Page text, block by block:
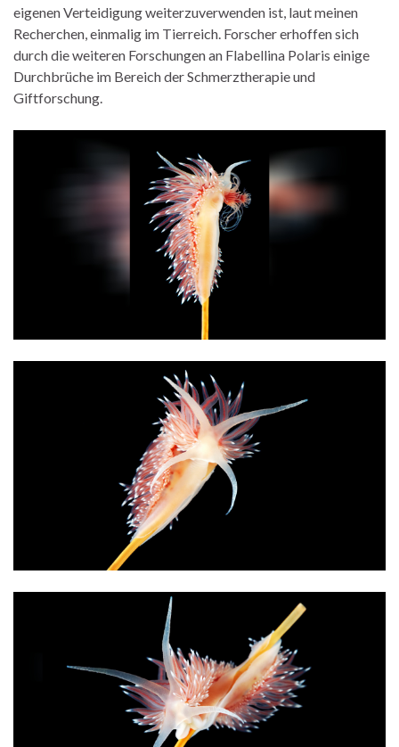
eigenen Verteidigung weiterzuverwenden ist, laut meinen
Recherchen, einmalig im Tierreich. Forscher erhoffen sich
durch die weiteren Forschungen an Flabellina Polaris einige
Durchbrüche im Bereich der Schmerztherapie und
Giftforschung.